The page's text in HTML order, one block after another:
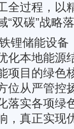
全过程，以
“双碳”战略
锂储能设备
化本地能源
项目的绿色
位从严管控
落实各项绿
，真正实现